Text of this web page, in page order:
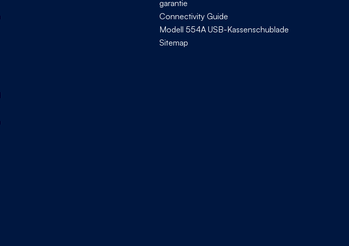
garantie
Connectivity Guide
Modell 554A USB-Kassenschublade
Sitemap